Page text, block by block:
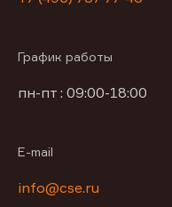
График работы
пн-пт : 09:00-18:00
E-mail
info@cse.ru